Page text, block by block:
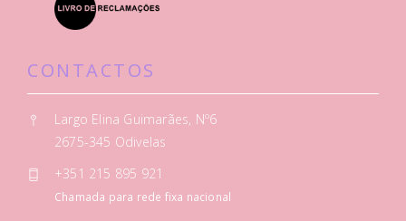
CONTACTOS
Largo Elina Guimarães, Nº6
2675-345 Odivelas
+351 215 895 921
Chamada para rede fixa nacional